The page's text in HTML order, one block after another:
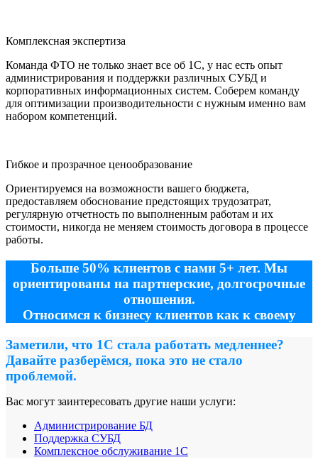
Комплексная экспертиза
Команда ФТО не только знает все об 1С, у нас есть опыт
администрирования и поддержки различных СУБД и
корпоративных информационных систем. Соберем команду
для оптимизации производительности с нужным именно вам
набором компетенций.
Гибкое и прозрачное ценообразование
Ориентируемся на возможности вашего бюджета,
предоставляем обоснование предстоящих трудозатрат,
регулярную отчетность по выполненным работам и их
стоимости, никогда не меняем стоимость договора в процессе
работы.
Больше 50% клиентов с нами 5+ лет. Мы
ориентированы на партнерские, долгосрочные
отношения.
Относимся к бизнесу клиентов как к своему
Заметили, что 1С стала работать медленнее?
Давайте разберёмся, пока это не стало
проблемой.
Вас могут заинтересовать другие наши услуги:
Администрирование БД
Поддержка СУБД
Комплексное обслуживание 1С